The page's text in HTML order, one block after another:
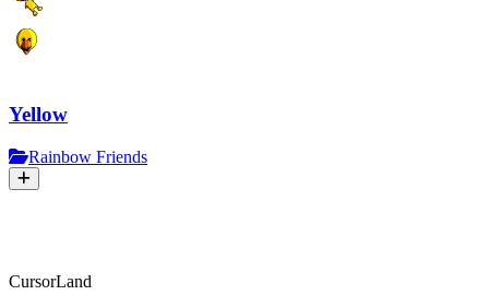
Yellow
Rainbow Friends
CursorLand